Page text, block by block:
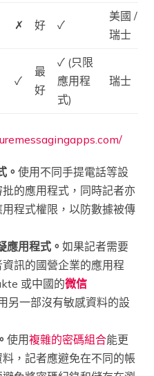
✗ 好 ✓
美國 /
瑞士
✓
最
好
✓(只限
應用程
式)
瑞士
。使用不同手提電話等設
的應用程式，同時記者亦
程式權限，以防數據被傳
應用程式。如果記者需要
訊的國營企業的應用程
或中國的微信
另一部沒有敏感資料的設
使用複雜的密碼組合能更
，記者應避免在不同的帳